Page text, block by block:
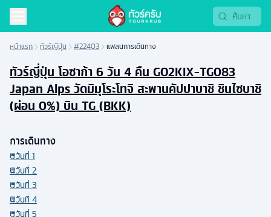
หน้าแรก ทัวร์ญี่ปุ่น #22403 แพลนการเดินทาง
ทัวร์ญี่ปุ่น โอซาก้า 6 วัน 4 คืน GO2KIX-TG083
Japan Alps วัดมิมุโระโทจิ สะพานคัปปาบาชิ ชินไซบาชิ
(ผ่อน 0%) บิน TG (BKK)
การเดินทาง
วันที่ 1
วันที่ 2
วันที่ 3
วันที่ 4
วันที่ 5